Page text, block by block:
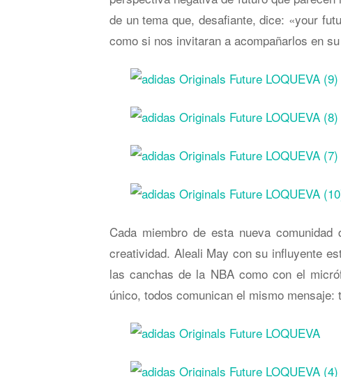
de un tema que, desafiante, dice: «your
como si nos invitaran a acompañarlos en
Cada miembro de esta nueva
creatividad. Aleali May con su influyente
las canchas de la NBA como con el
único, todos comunican el mismo